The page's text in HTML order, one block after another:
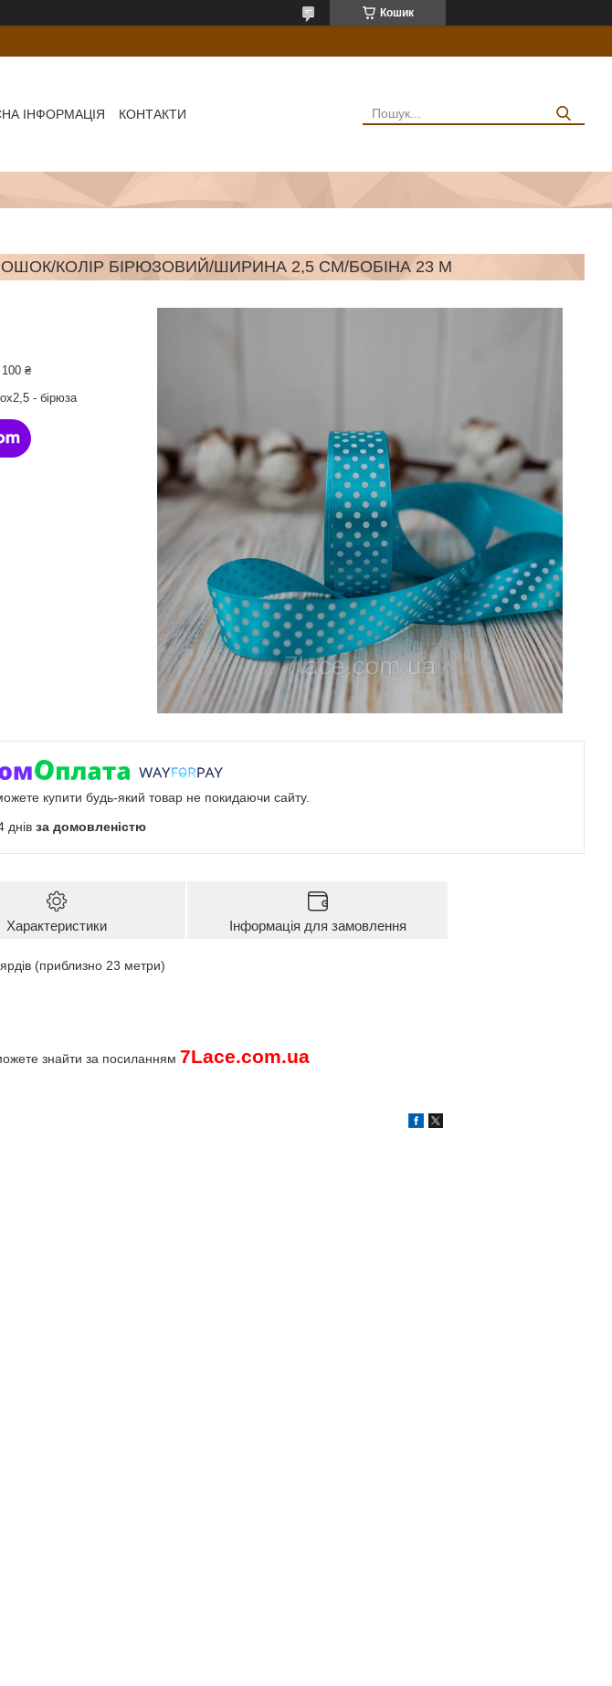
Кошик
ІНФОРМАЦІЯ КОНТАКТИ
КОЛІР БІРЮЗОВИЙ/ШИРИНА 2,5 СМ/БОБІНА 23 М
₴
- бірюза
купити будь-який товар не покидаючи сайту.
днів за домовленістю
Характеристики Інформація для замовлення
(приблизно 23 метри)
знайти за посиланням 7Lace.com.ua